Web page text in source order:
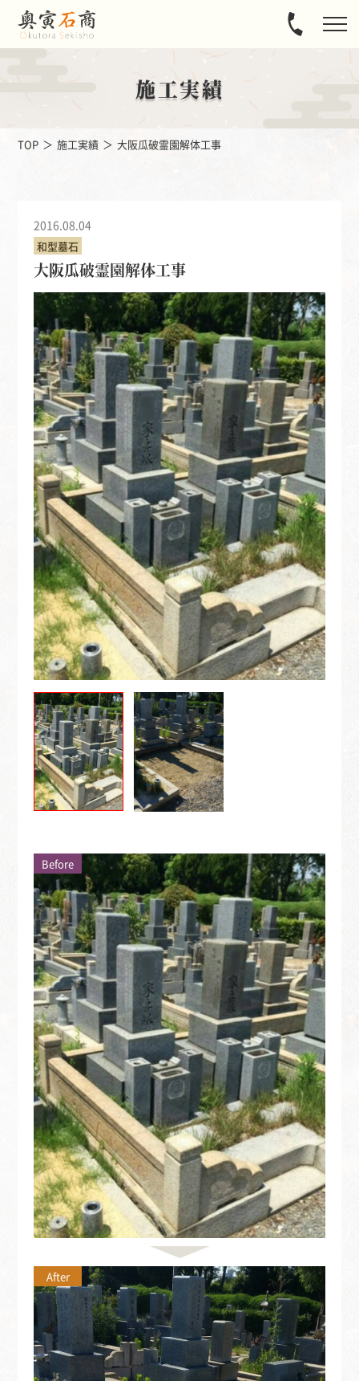
施工実績
TOP 施工実績 大阪瓜破霊園解体工事
2016.08.04
和型墓石
大阪瓜破霊園解体工事
Before
After